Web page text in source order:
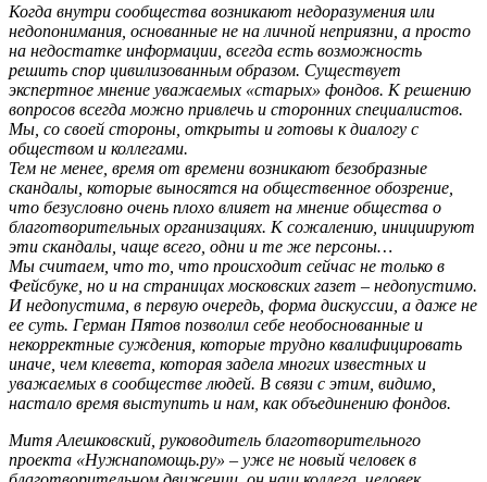
Когда внутри сообщества возникают недоразумения или
недопонимания, основанные не на личной неприязни, а просто
на недостатке информации, всегда есть возможность
решить спор цивилизованным образом. Существует
экспертное мнение уважаемых «старых» фондов. К решению
вопросов всегда можно привлечь и сторонних специалистов.
Мы, со своей стороны, открыты и готовы к диалогу с
обществом и коллегами.
Тем не менее, время от времени возникают безобразные
скандалы, которые выносятся на общественное обозрение,
что безусловно очень плохо влияет на мнение общества о
благотворительных организациях. К сожалению, инициируют
эти скандалы, чаще всего, одни и те же персоны…
Мы считаем, что то, что происходит сейчас не только в
Фейсбуке, но и на страницах московских газет – недопустимо.
И недопустима, в первую очередь, форма дискуссии, а даже не
ее суть. Герман Пятов позволил себе необоснованные и
некорректные суждения, которые трудно квалифицировать
иначе, чем клевета, которая задела многих известных и
уважаемых в сообществе людей. В связи с этим, видимо,
настало время выступить и нам, как объединению фондов.
Митя Алешковский, руководитель благотворительного
проекта «Нужнапомощь.ру» – уже не новый человек в